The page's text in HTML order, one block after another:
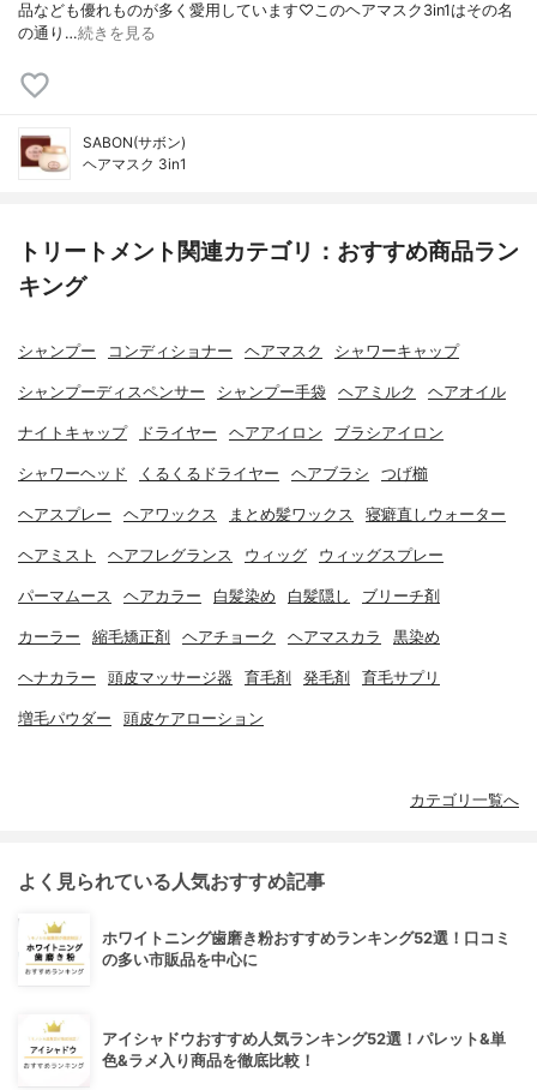
品なども優れものが多く愛用しています♡このヘアマスク3in1はその名
の通り…続きを見る
SABON(サボン)
ヘアマスク 3in1
トリートメント関連カテゴリ：おすすめ商品ラン
キング
シャンプー コンディショナー ヘアマスク シャワーキャップ
シャンプーディスペンサー シャンプー手袋 ヘアミルク ヘアオイル
ナイトキャップ ドライヤー ヘアアイロン ブラシアイロン
シャワーヘッド くるくるドライヤー ヘアブラシ つげ櫛
ヘアスプレー ヘアワックス まとめ髪ワックス 寝癖直しウォーター
ヘアミスト ヘアフレグランス ウィッグ ウィッグスプレー
パーマムース ヘアカラー 白髪染め 白髪隠し ブリーチ剤
カーラー 縮毛矯正剤 ヘアチョーク ヘアマスカラ 黒染め
ヘナカラー 頭皮マッサージ器 育毛剤 発毛剤 育毛サプリ
増毛パウダー 頭皮ケアローション
カテゴリ一覧へ
よく見られている人気おすすめ記事
ホワイトニング歯磨き粉おすすめランキング52選！口コミ
の多い市販品を中心に
アイシャドウおすすめ人気ランキング52選！パレット&単
色&ラメ入り商品を徹底比較！